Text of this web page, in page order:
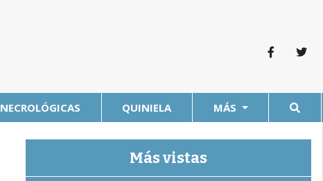
NECROLÓGICAS QUINIELA MÁS
Más vistas